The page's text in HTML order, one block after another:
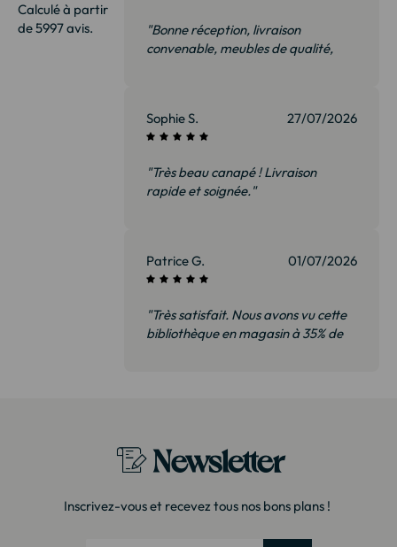
Calculé à partir
de 5997 avis.
"Bonne réception, livraison
convenable, meubles de qualité,
Sophie S.
27/07/2026
"Très beau canapé ! Livraison
rapide et soignée."
Patrice G. 01/07/2026
"Très satisfait. Nous avons vu cette
bibliothèque en magasin à 35% de
Newsletter
Inscrivez-vous et recevez tous nos bons plans !